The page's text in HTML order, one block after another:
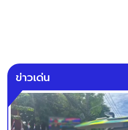
ข่าวเด่น